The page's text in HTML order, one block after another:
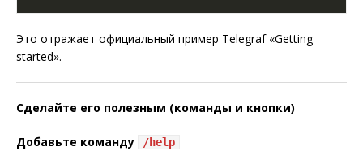
Это отражает официальный пример Telegraf «Getting
started».
Сделайте его полезным (команды и кнопки)
Добавьте команду /help